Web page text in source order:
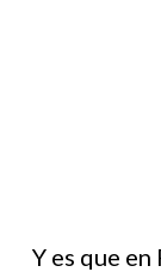
Y es que